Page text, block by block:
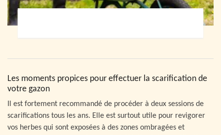
Les moments propices pour effectuer la scarification de
votre gazon
Il est fortement recommandé de procéder à deux sessions de
scarifications tous les ans. Elle est surtout utile pour revigorer
vos herbes qui sont exposées à des zones ombragées et